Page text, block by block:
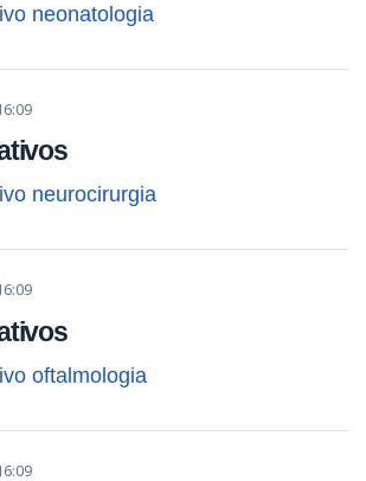
neonatologia
neurocirurgia
oftalmologia